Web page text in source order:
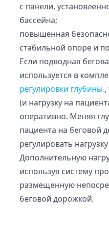
с панели,
бассейна;
повышенная
стабильной опоре и
Если подводная
используется в
регулировки глубины
(и нагрузку на
оперативно. Меняя
пациента на беговой
регулировать
Дополнительную
используя систему
размещенную
беговой дорожкой.